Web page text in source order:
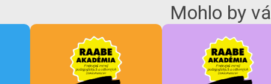
Mohlo by